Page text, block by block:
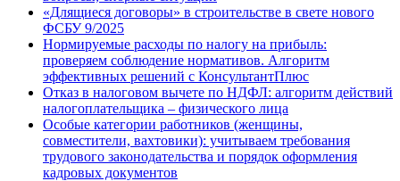
«Длящиеся договоры» в строительстве в свете нового
ФСБУ 9/2025
Нормируемые расходы по налогу на прибыль:
проверяем соблюдение нормативов. Алгоритм
эффективных решений с КонсультантПлюс
Отказ в налоговом вычете по НДФЛ: алгоритм действий
налогоплательщика – физического лица
Особые категории работников (женщины,
совместители, вахтовики): учитываем требования
трудового законодательства и порядок оформления
кадровых документов